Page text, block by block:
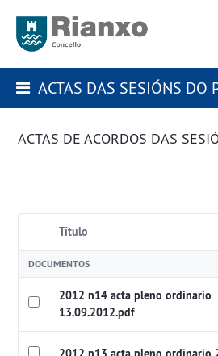
ACTAS DAS SESIÓNS DO
Título
DOCUMENTOS
2012 n14 acta pleno ordinario
13.09.2012.pdf